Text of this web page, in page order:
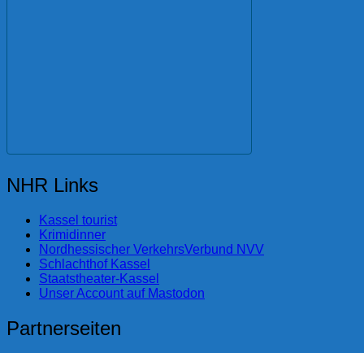
NHR Links
Kassel tourist
Krimidinner
Nordhessischer VerkehrsVerbund NVV
Schlachthof Kassel
Staatstheater-Kassel
Unser Account auf Mastodon
Partnerseiten